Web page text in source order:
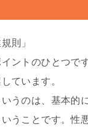
則」
ントのひとつで
ています。
うのは、基本的
うことです。性